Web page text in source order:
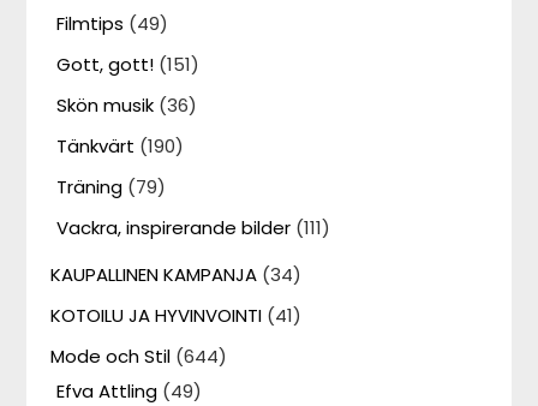
Filmtips (49)
Gott, gott! (151)
Skön musik (36)
Tänkvärt (190)
Träning (79)
Vackra, inspirerande bilder (111)
KAUPALLINEN KAMPANJA (34)
KOTOILU JA HYVINVOINTI (41)
Mode och Stil (644)
Efva Attling (49)